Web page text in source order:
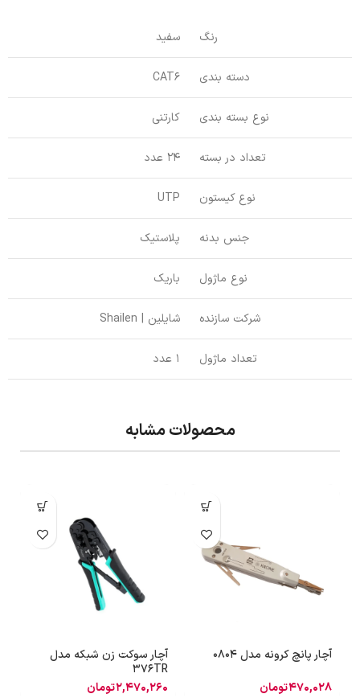
رنگ سفید
دسته بندی CAT6
نوع بسته بندی کارتنی
تعداد در بسته 24 عدد
نوع کیستون UTP
جنس بدنه پلاستیک
نوع ماژول باریک
شرکت سازنده شایلین | Shailen
تعداد ماژول 1 عدد
محصولات مشابه
آچار پانچ کرونه مدل 0804
470,028تومان
آچار سوکت زن شبکه مدل
376TR
2,470,260تومان